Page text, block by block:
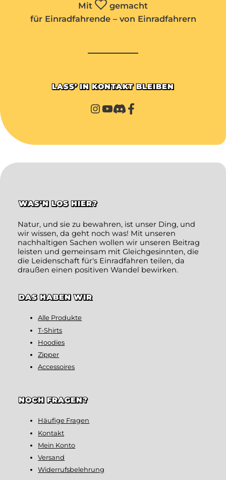
Mit
gemacht
für Einradfahrende – von Einradfahrern
LASS’ IN KONTAKT BLEIBEN
WAS'N LOS HIER?
Natur, und sie zu bewahren, ist unser Ding, und
wir wissen, da geht noch was! Mit unseren
nachhaltigen Sachen wollen wir unseren Beitrag
leisten und gemeinsam mit Gleichgesinnten, die
die Leidenschaft für's Einradfahren teilen, da
draußen einen positiven Wandel bewirken.
DAS HABEN WIR
Alle Produkte
T-Shirts
Hoodies
Zipper
Accessoires
NOCH FRAGEN?
Häufige Fragen
Kontakt
Mein Konto
Versand
Widerrufsbelehrung